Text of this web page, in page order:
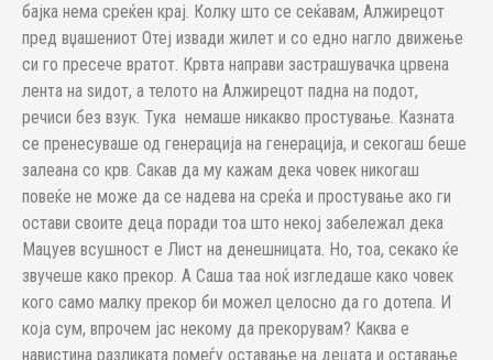
бајка нема среќен крај. Колку што се сеќавам, Алжирецот
пред вџашениот Отеј извади жилет и со едно нагло движење
си го пресече вратот. Крвта направи застрашувачка црвена
лента на ѕидот, а телото на Алжирецот падна на подот,
речиси без взук. Тука немаше никакво простување. Казната
се пренесуваше од генерација на генерација, и секогаш беше
залеана со крв. Сакав да му кажам дека човек никогаш
повеќе не може да се надева на среќа и простување ако ги
остави своите деца поради тоа што некој забележал дека
Мацуев всушност е Лист на денешницата. Но, тоа, секако ќе
звучеше како прекор. А Саша таа ноќ изгледаше како човек
кого само малку прекор би можел целосно да го дотепа. И
која сум, впрочем јас некому да прекорувам? Каква е
навистина разликата помеѓу оставање на децата и оставање